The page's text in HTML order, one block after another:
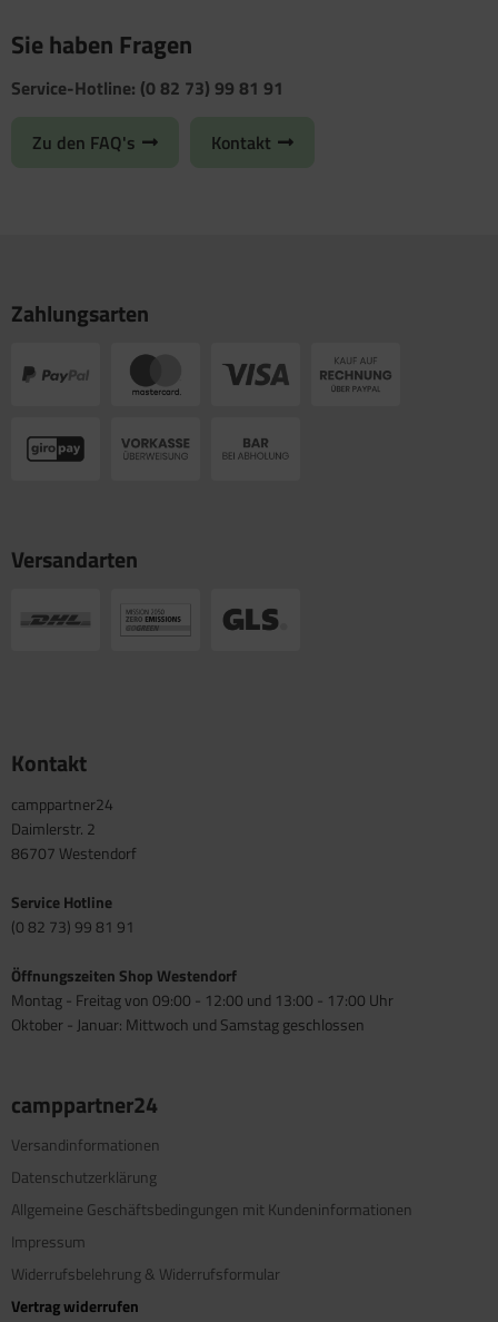
Sie haben Fragen
Service-Hotline: (0 82 73) 99 81 91
Zu den FAQ's Kontakt
Zahlungsarten
Versandarten
Kontakt
camppartner24
Daimlerstr. 2
86707 Westendorf
Service Hotline
(0 82 73) 99 81 91
Öffnungszeiten Shop Westendorf
Montag - Freitag von 09:00 - 12:00 und 13:00 - 17:00 Uhr
Oktober - Januar: Mittwoch und Samstag geschlossen
camppartner24
Versandinformationen
Datenschutzerklärung
Allgemeine Geschäftsbedingungen mit Kundeninformationen
Impressum
Widerrufsbelehrung & Widerrufsformular
Vertrag widerrufen